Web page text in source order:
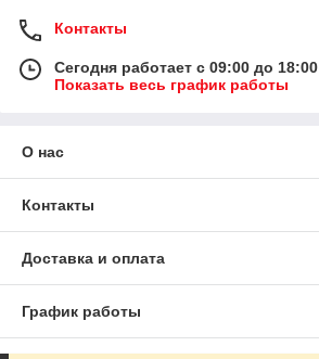
Контакты
Сегодня работает с 09:00 до 18:00
Показать весь график работы
О нас
Контакты
Доставка и оплата
График работы